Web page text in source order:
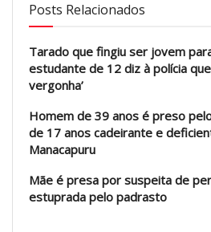
Posts Relacionados
Tarado que fingiu ser jovem
estudante de 12 diz à polícia
vergonha’
Homem de 39 anos é preso
de 17 anos cadeirante e
Manacapuru
Mãe é presa por suspeita de
estuprada pelo padrasto